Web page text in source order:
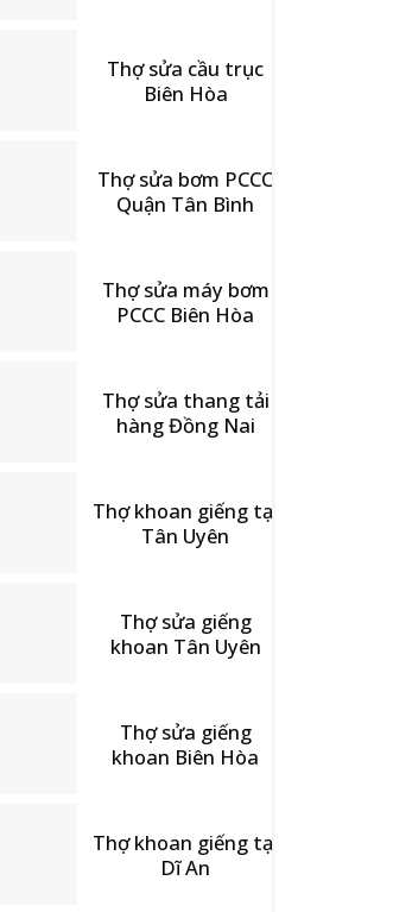
Thợ sửa cầu trục
Biên Hòa
Thợ sửa bơm PCCC
Quận Tân Bình
Thợ sửa máy bơm
PCCC Biên Hòa
Thợ sửa thang tải
hàng Đồng Nai
Thợ khoan giếng tại
Tân Uyên
Thợ sửa giếng
khoan Tân Uyên
Thợ sửa giếng
khoan Biên Hòa
Thợ khoan giếng tại
Dĩ An